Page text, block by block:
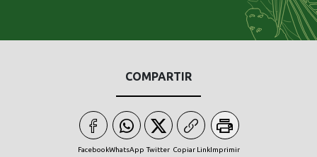
COMPARTIR
FacebookWhatsApp Twitter Copiar LinkImprimir